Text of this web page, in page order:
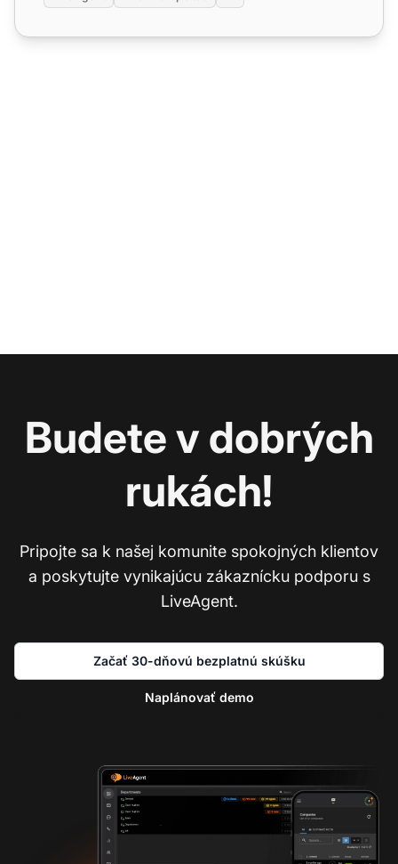
Budete v dobrých
rukách!
Pripojte sa k našej komunite spokojných klientov
a poskytujte vynikajúcu zákaznícku podporu s
LiveAgent.
Začať 30-dňovú bezplatnú skúšku
Naplánovať demo